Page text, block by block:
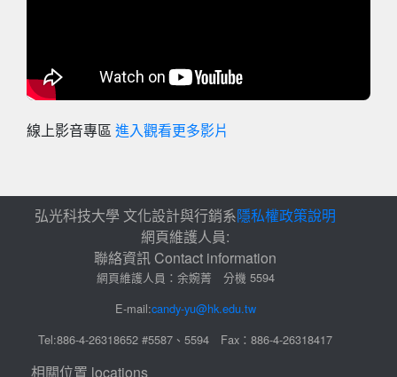
線上影音專區 進入觀看更多影片
弘光科技大學 文化設計與行銷系隱私權政策說明
網頁維護人員:
聯絡資訊 Contact information
網頁維護人員：余婉菁 分機 5594
E-mail:candy-yu@hk.edu.tw
Tel:886-4-26318652 #5587、5594 Fax：886-4-26318417
相關位置 locations